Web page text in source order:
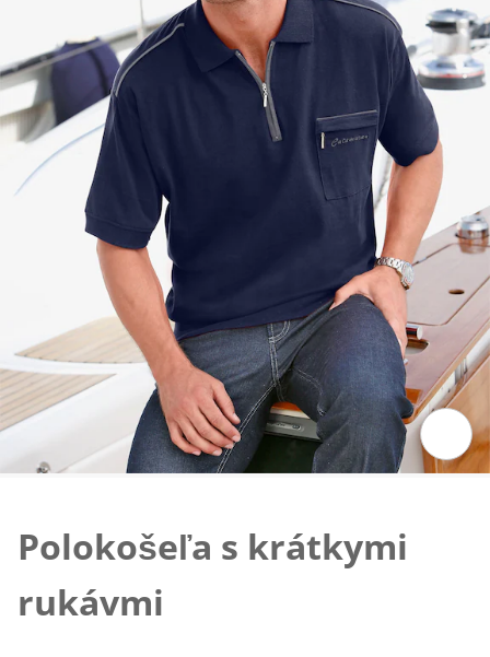
Polokošeľa s krátkymi
rukávmi